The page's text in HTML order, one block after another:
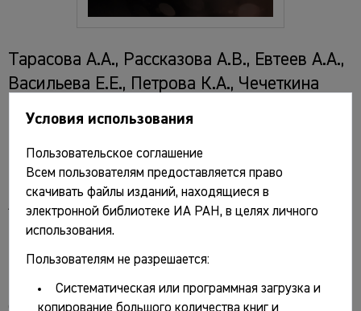
Тарасова А.А., Рассказова А.В., Евтеев А.А.,
Васильева Е.Е., Петрова К.А., Чечеткина
О.Ю. Новые методы морфологического
палеоантропологических материалов из
некрополей русских городов XI–XVIII вв. /
А.А. Тарасова, А.В. Рассказова, А.А. Евтеев
и др.; отв. ред. А.А. Тарасова. М.: Кучково
поле, 2025. 224 с., ил.
Условия использования
Пользовательское соглашение
Всем пользователям предоставляется право
скачивать файлы изданий, находящиеся в
электронной библиотеке ИА РАН, в целях личного
использования.
Пользователям не разрешается:
Систематическая или программная загрузка и
копирование большого количества книг и